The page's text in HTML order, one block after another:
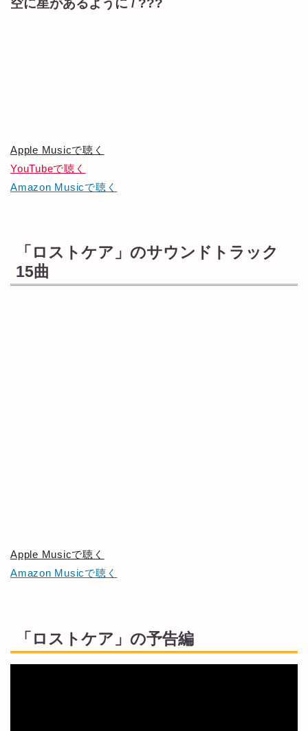
空に星があるように / ???
Apple Musicで聴く
YouTubeで聴く
Amazon Musicで聴く
「ロストケア」のサウンドトラック
15曲
Apple Musicで聴く
Amazon Musicで聴く
「ロストケア」の予告編